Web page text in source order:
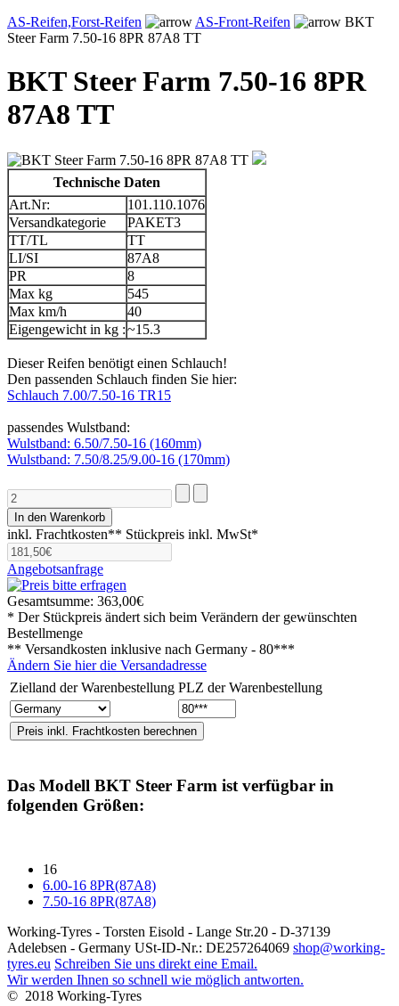
AS-Reifen,Forst-Reifen
AS-Front-Reifen
BKT
Steer Farm 7.50-16 8PR 87A8 TT
BKT Steer Farm 7.50-16 8PR
87A8 TT
Technische Daten
Art.Nr:
101.110.1076
Versandkategorie
PAKET3
TT/TL
TT
LI/SI
87A8
PR
8
Max kg
545
Max km/h
40
Eigengewicht in kg :~15.3
Dieser Reifen benötigt einen Schlauch!
Den passenden Schlauch finden Sie hier:
Schlauch 7.00/7.50-16 TR15
passendes Wulstband:
Wulstband: 6.50/7.50-16 (160mm)
Wulstband: 7.50/8.25/9.00-16 (170mm)
inkl. Frachtkosten** Stückpreis inkl. MwSt*
Angebotsanfrage
Gesamtsumme: 363,00€
* Der Stückpreis ändert sich beim Verändern der gewünschten
Bestellmenge
** Versandkosten inklusive nach Germany - 80***
Ändern Sie hier die Versandadresse
Zielland der Warenbestellung PLZ der Warenbestellung
Das Modell BKT Steer Farm ist verfügbar in
folgenden Größen:
16
6.00-16 8PR(87A8)
7.50-16 8PR(87A8)
Working-Tyres - Torsten Eisold - Lange Str.20 - D-37139
Adelebsen - Germany USt-ID-Nr.: DE257264069 shop@working-
tyres.eu Schreiben Sie uns direkt eine Email.
Wir werden Ihnen so schnell wie möglich antworten.
© 2018 Working-Tyres